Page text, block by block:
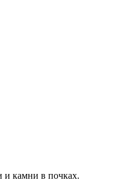
и камни в почках.